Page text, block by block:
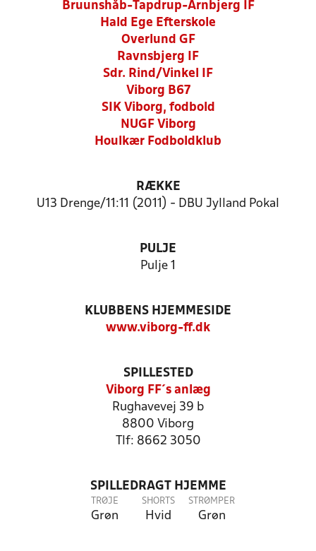
Bruunshåb-Tapdrup-Arnbjerg IF
Hald Ege Efterskole
Overlund GF
Ravnsbjerg IF
Sdr. Rind/Vinkel IF
Viborg B67
SIK Viborg, fodbold
NUGF Viborg
Houlkær Fodboldklub
RÆKKE
U13 Drenge/11:11 (2011) - DBU Jylland Pokal
PULJE
Pulje 1
KLUBBENS HJEMMESIDE
www.viborg-ff.dk
SPILLESTED
Viborg FF´s anlæg
Rughavevej 39 b
8800 Viborg
Tlf: 8662 3050
SPILLEDRAGT HJEMME
TRØJE
Grøn
SHORTS
Hvid
STRØMPER
Grøn